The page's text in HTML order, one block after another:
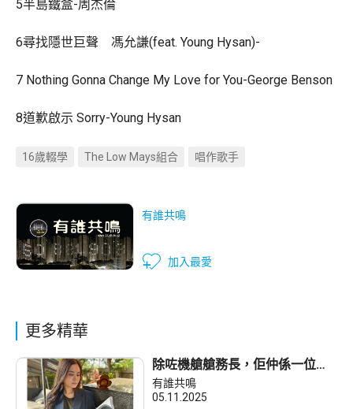
5半島鐵盒-周杰倫
6尋找隱世巨聲 馮允謙(feat. Young Hysan)-
7 Nothing Gonna Change My Love for You-George Benson
8道歉啟示 Sorry-Young Hysan
16歲輟學 The Low Mays組合 唱作歌手
有誰共鳴
加入最愛
更多精華
除咗機艙艙務長，佢仲係一位本
地動保社企聯和貓墟創辦人，同
埋殯葬禮儀師。
有誰共鳴
05.11.2025